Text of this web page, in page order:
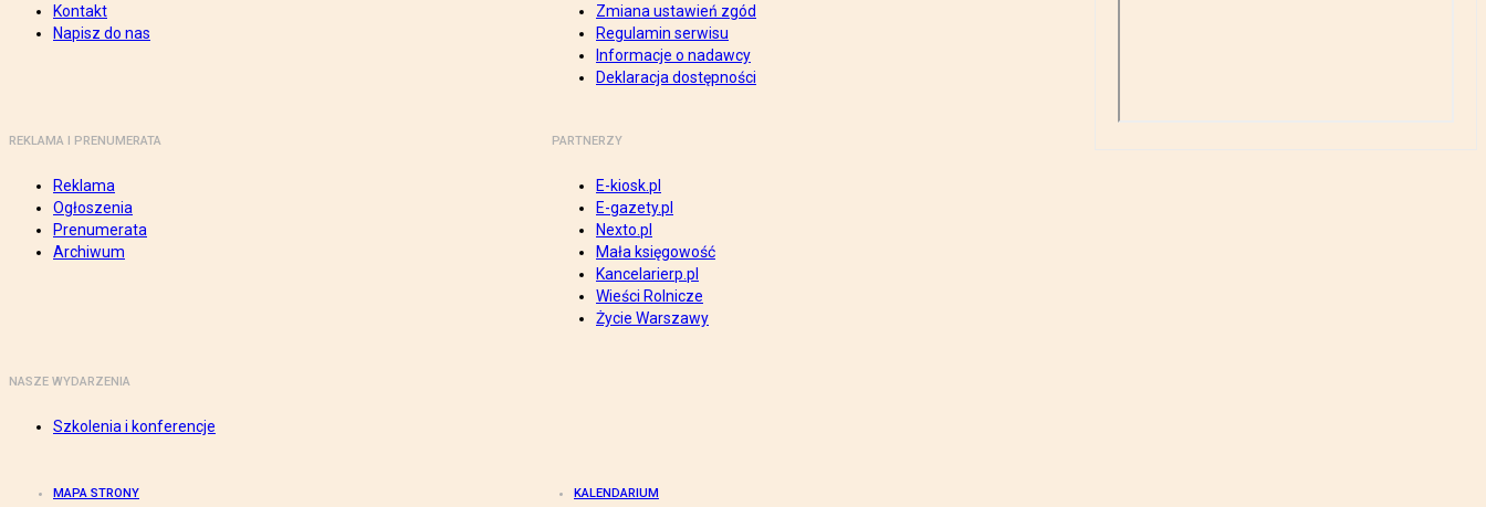
Kontakt
Napisz do nas
Zmiana ustawień zgód
Regulamin serwisu
Informacje o nadawcy
Deklaracja dostępności
REKLAMA I PRENUMERATA
Reklama
Ogłoszenia
Prenumerata
Archiwum
PARTNERZY
E-kiosk.pl
E-gazety.pl
Nexto.pl
Mała księgowość
Kancelarierp.pl
Wieści Rolnicze
Życie Warszawy
NASZE WYDARZENIA
Szkolenia i konferencje
MAPA STRONY KALENDARIUM